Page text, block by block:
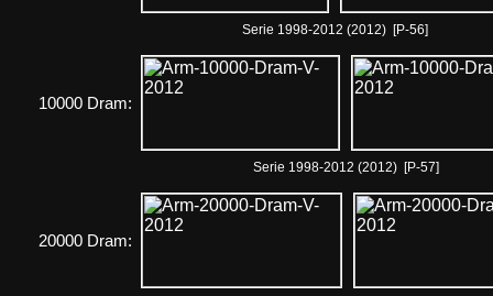
Serie 1998-2012 (2012) [P-56]
10000 Dram:
Serie 1998-2012 (2012) [P-57]
20000 Dram: